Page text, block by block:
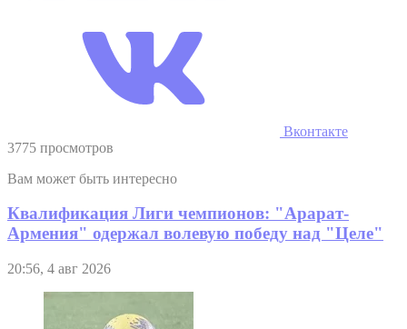
Вконтакте
3775 просмотров
Вам может быть интересно
Квалификация Лиги чемпионов: "Арарат-
Армения" одержал волевую победу над "Целе"
20:56, 4 авг 2026